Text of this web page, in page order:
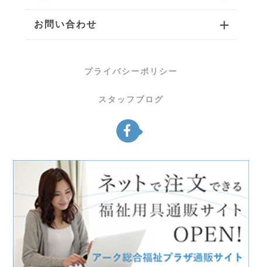
お問い合わせ
プライバシーポリシー
スタッフブログ